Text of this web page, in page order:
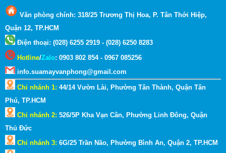
Văn phòng chính: 318/25 Trương Thị Hoa, P. Tân Thới Hiệp,
Quận 12, TP.HCM
Điện thoại: (028) 6255 2919 - (028) 6250 8283
Hotline/Zalo: 0903 802 854 - 0967 085256
info.suamayvanphong@gmail.com
Chi nhánh 1: 44/14 Vườn Lài, Phường Tân Thành, Quận Tân
Phú, TP.HCM
Chi nhánh 2: 526/5P Kha Vạn Cân, Phường Linh Đông, Quận
Thủ Đức
Chi nhánh 3: 6G/25 Trần Não, Phường Bình An, Quận 2, TP.HCM